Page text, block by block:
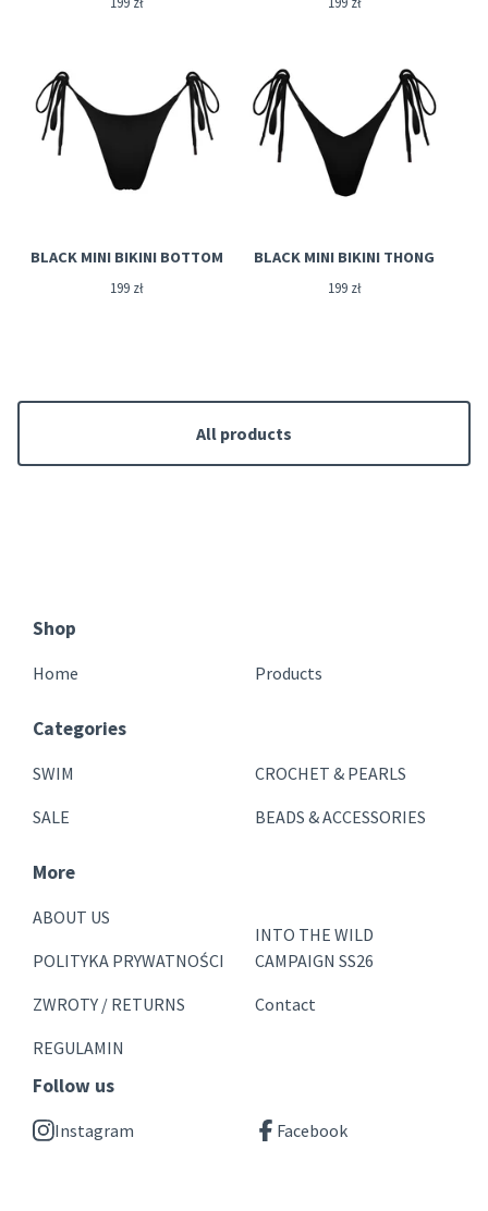
BLACK MINI BIKINI BOTTOM
199 zł
BLACK MINI BIKINI THONG
199 zł
All products
Shop
Home Products
Categories
SWIM
SALE
CROCHET & PEARLS
BEADS & ACCESSORIES
More
ABOUT US
POLITYKA PRYWATNOŚCI
ZWROTY / RETURNS
REGULAMIN
INTO THE WILD
CAMPAIGN SS26
Contact
Follow us
Instagram Facebook